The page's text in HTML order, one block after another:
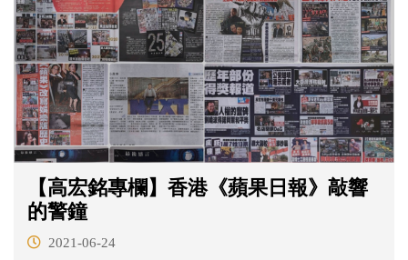
【高宏銘專欄】香港《蘋果日報》敲響
的警鐘
2021-06-24